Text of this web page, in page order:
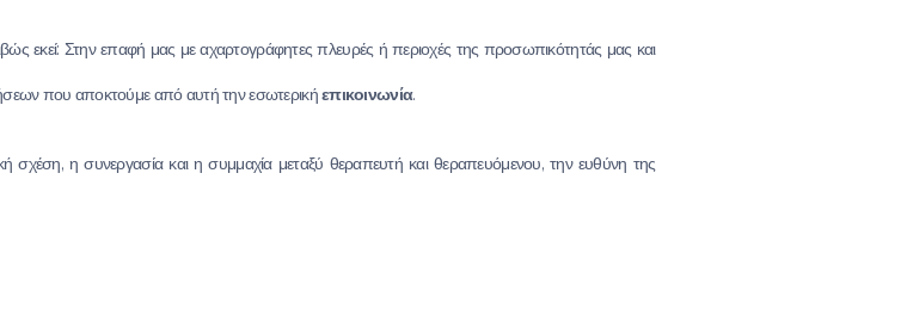
εκεί: Στην επαφή μας με αχαρτογράφητες πλευρές ή περιοχές της προσωπικότητάς μας και
που αποκτούμε από αυτή την εσωτερικήεπικοινωνία.
σχέση, η συνεργασία και η συμμαχία μεταξύ θεραπευτή και θεραπευόμενου, την ευθύνη της